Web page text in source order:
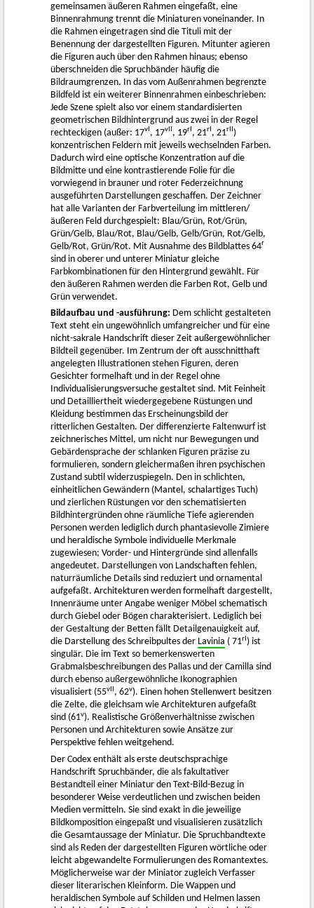
gemeinsamen äußeren Rahmen eingefaßt, eine
Binnenrahmung trennt die Miniaturen voneinander. In
die Rahmen eingetragen sind die Tituli mit der
Benennung der dargestellten Figuren. Mitunter agieren
die Figuren auch über den Rahmen hinaus; ebenso
überschneiden die Spruchbänder häufig die
Bildraumgrenzen. In das vom Außenrahmen begrenzte
Bildfeld ist ein weiterer Binnenrahmen einbeschrieben:
Jede Szene spielt also vor einem standardisierten
geometrischen Bildhintergrund aus zwei in der Regel
rechteckigen (außer: 17vI , 17vII , 19rI , 21rI , 21rII )
konzentrischen Feldern mit jeweils wechselnden Farben.
Dadurch wird eine optische Konzentration auf die
Bildmitte und eine kontrastierende Folie für die
vorwiegend in brauner und roter Federzeichnung
ausgeführten Darstellungen geschaffen. Der Zeichner
hat alle Varianten der Farbverteilung im mittleren/
äußeren Feld durchgespielt: Blau/Grün, Rot/Grün,
Grün/Gelb, Blau/Rot, Blau/Gelb, Gelb/Grün, Rot/Gelb,
Gelb/Rot, Grün/Rot. Mit Ausnahme des Bildblattes 64r
sind in oberer und unterer Miniatur gleiche
Farbkombinationen für den Hintergrund gewählt. Für
den äußeren Rahmen werden die Farben Rot, Gelb und
Grün verwendet.
Bildaufbau und -ausführung: Dem schlicht gestalteten
Text steht ein ungewöhnlich umfangreicher und für eine
nicht-sakrale Handschrift dieser Zeit außergewöhnlicher
Bildteil gegenüber. Im Zentrum der oft ausschnitthaft
angelegten Illustrationen stehen Figuren, deren
Gesichter formelhaft und in der Regel ohne
Individualisierungsversuche gestaltet sind. Mit Feinheit
und Detailliertheit wiedergegebene Rüstungen und
Kleidung bestimmen das Erscheinungsbild der
ritterlichen Gestalten. Der differenzierte Faltenwurf ist
zeichnerisches Mittel, um nicht nur Bewegungen und
Gebärdensprache der schlanken Figuren präzise zu
formulieren, sondern gleichermaßen ihren psychischen
Zustand subtil widerzuspiegeln. Den in schlichten,
einheitlichen Gewändern (Mantel, schalartiges Tuch)
und zierlichen Rüstungen vor den schematisierten
Bildhintergründen ohne räumliche Tiefe agierenden
Personen werden lediglich durch phantasievolle Zimiere
und heraldische Symbole individuelle Merkmale
zugewiesen; Vorder- und Hintergründe sind allenfalls
angedeutet. Darstellungen von Landschaften fehlen,
naturräumliche Details sind reduziert und ornamental
aufgefaßt. Architekturen werden formelhaft dargestellt,
Innenräume unter Angabe weniger Möbel schematisch
durch Giebel oder Bögen charakterisiert. Lediglich bei
der Gestaltung der Betten fällt Detailgenauigkeit auf,
die Darstellung des Schreibpultes der Lavinia ( 71rI ) ist
singulär. Die im Text so bemerkenswerten
Grabmalsbeschreibungen des Pallas und der Camilla sind
durch ebenso außergewöhnliche Ikonographien
visualisiert (55vII , 62v). Einen hohen Stellenwert besitzen
die Zelte, die gleichsam wie Architekturen aufgefaßt
sind (61v). Realistische Größenverhältnisse zwischen
Personen und Architekturen sowie Ansätze zur
Perspektive fehlen weitgehend.
Der Codex enthält als erste deutschsprachige
Handschrift Spruchbänder, die als fakultativer
Bestandteil einer Miniatur den Text-Bild-Bezug in
besonderer Weise verdeutlichen und zwischen beiden
Medien vermitteln. Sie sind exakt in die jeweilige
Bildkomposition eingepaßt und visualisieren zusätzlich
die Gesamtaussage der Miniatur. Die Spruchbandtexte
sind als Reden der dargestellten Figuren wörtliche oder
leicht abgewandelte Formulierungen des Romantextes.
Möglicherweise war der Miniator zugleich Verfasser
dieser literarischen Kleinform. Die Wappen und
heraldischen Symbole auf Schilden und Helmen lassen